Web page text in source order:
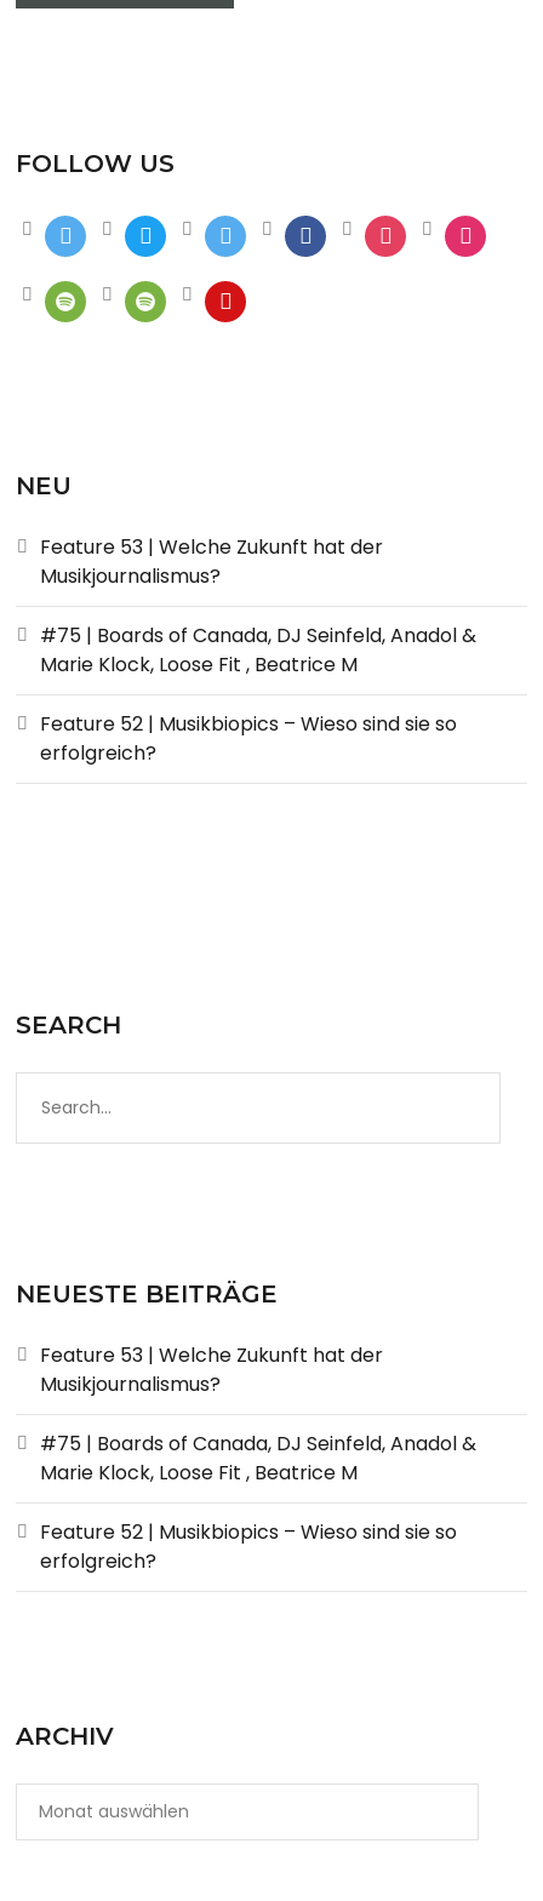
FOLLOW US
NEU
Feature 53 | Welche Zukunft hat der
Musikjournalismus?
#75 | Boards of Canada, DJ Seinfeld, Anadol &
Marie Klock, Loose Fit , Beatrice M
Feature 52 | Musikbiopics – Wieso sind sie so
erfolgreich?
SEARCH
NEUESTE BEITRÄGE
Feature 53 | Welche Zukunft hat der
Musikjournalismus?
#75 | Boards of Canada, DJ Seinfeld, Anadol &
Marie Klock, Loose Fit , Beatrice M
Feature 52 | Musikbiopics – Wieso sind sie so
erfolgreich?
ARCHIV